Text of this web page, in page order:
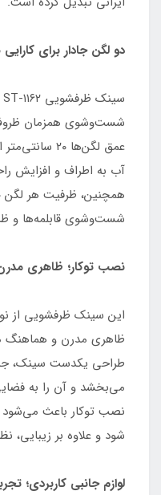
دو لگن جادار برای
شست‌وشوی همزمان ظروف
عمق لگن‌ها
آب به اطراف و افزایش
شست‌وشوی قابلمه‌ها و
نصب توکار؛ ظاهری
این سینک ظرفشویی از
ظاهری مدرن و
طراحی یکدست سینک،
می‌بخشد و آن را به
نصب توکار باعث
شود و علاوه بر زیبایی،
لوازم جانبی کاربردی؛